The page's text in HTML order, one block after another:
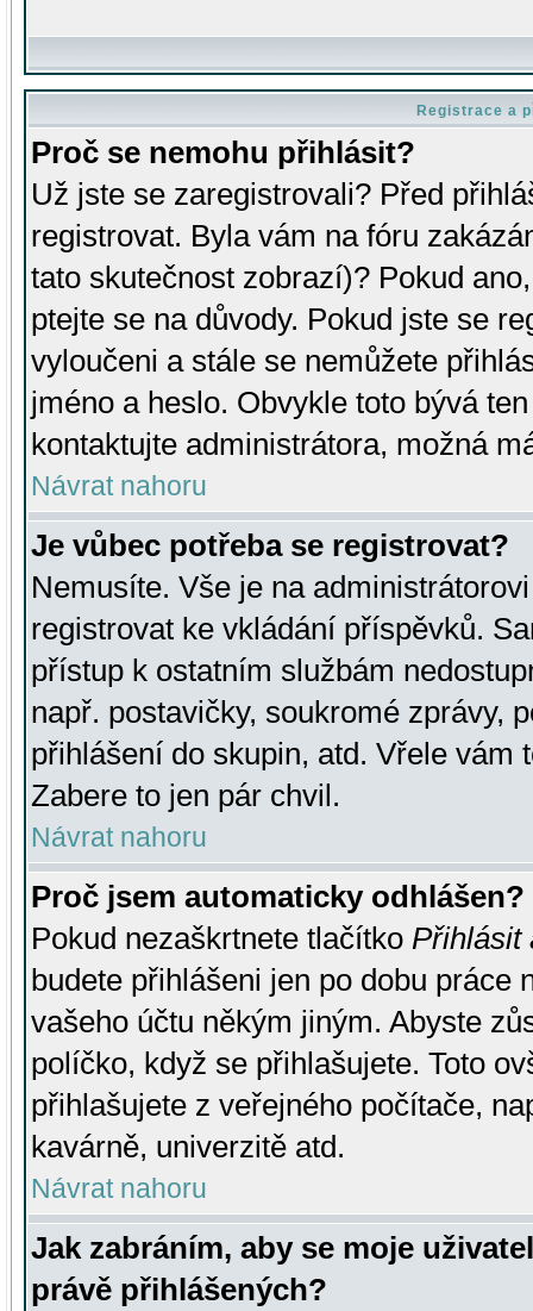
Registrace a
Proč se nemohu přihlásit?
Už jste se zaregistrovali? Před
registrovat. Byla vám na fóru
tato skutečnost zobrazí)? Pokud
ptejte se na důvody. Pokud jste se
vyloučeni a stále se nemůžete
jméno a heslo. Obvykle toto bývá
kontaktujte administrátora, možná
Návrat nahoru
Je vůbec potřeba se registrovat?
Nemusíte. Vše je na
registrovat ke vkládání příspěvků.
přístup k ostatním službám
např. postavičky, soukromé zprávy,
přihlášení do skupin, atd. Vřele vám
Zabere to jen pár chvil.
Návrat nahoru
Proč jsem automaticky odhlášen?
Pokud nezaškrtnete tlačítko Přihlásit
budete přihlášeni jen po dobu práce
vašeho účtu někým jiným. Abyste
políčko, když se přihlašujete. Toto
přihlašujete z veřejného počítače,
kavárně, univerzitě atd.
Návrat nahoru
Jak zabráním, aby se moje
právě přihlášených?